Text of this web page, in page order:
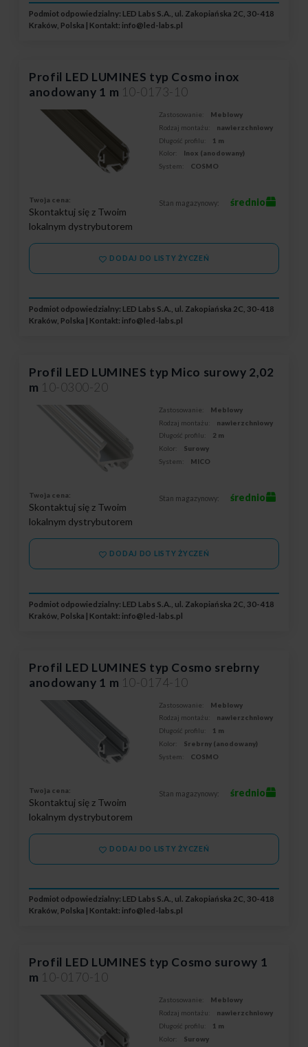
Podmiot odpowiedzialny: LED Labs S.A., ul. Zakopiańska 2C, 30-418
Kraków, Polska | Kontakt: info@led-labs.pl
Profil LED LUMINES typ Cosmo inox
anodowany 1 m 10-0173-10
Zastosowanie:
Meblowy
Rodzaj montażu:
nawierzchniowy
Długość profilu:
1 m
Kolor:
Inox (anodowany)
System:
COSMO
Twoja cena:
Skontaktuj się z Twoim
lokalnym dystrybutorem
Stan magazynowy: średnio
DODAJ DO LISTY ŻYCZEŃ
Podmiot odpowiedzialny: LED Labs S.A., ul. Zakopiańska 2C, 30-418
Kraków, Polska | Kontakt: info@led-labs.pl
Profil LED LUMINES typ Mico surowy 2,02
m 10-0300-20
Zastosowanie:
Meblowy
Rodzaj montażu:
nawierzchniowy
Długość profilu:
2 m
Kolor:
Surowy
System:
MICO
Twoja cena:
Skontaktuj się z Twoim
lokalnym dystrybutorem
Stan magazynowy: średnio
DODAJ DO LISTY ŻYCZEŃ
Podmiot odpowiedzialny: LED Labs S.A., ul. Zakopiańska 2C, 30-418
Kraków, Polska | Kontakt: info@led-labs.pl
Profil LED LUMINES typ Cosmo srebrny
anodowany 1 m 10-0174-10
Zastosowanie:
Meblowy
Rodzaj montażu:
nawierzchniowy
Długość profilu:
1 m
Kolor:
Srebrny (anodowany)
System:
COSMO
Twoja cena:
Skontaktuj się z Twoim
lokalnym dystrybutorem
Stan magazynowy: średnio
DODAJ DO LISTY ŻYCZEŃ
Podmiot odpowiedzialny: LED Labs S.A., ul. Zakopiańska 2C, 30-418
Kraków, Polska | Kontakt: info@led-labs.pl
Profil LED LUMINES typ Cosmo surowy 1
m 10-0170-10
Zastosowanie:
Meblowy
Rodzaj montażu:
nawierzchniowy
Długość profilu:
1 m
Kolor:
Surowy